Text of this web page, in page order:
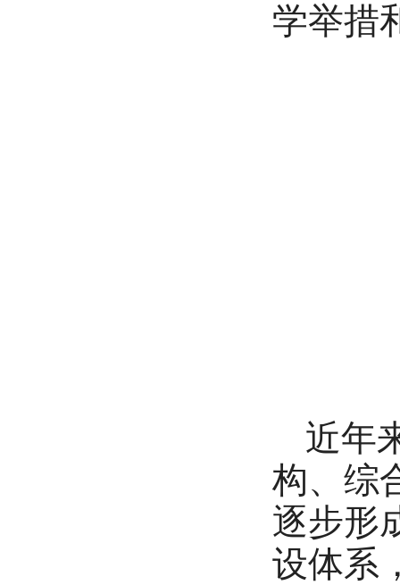
学举措
近年
构、综
逐步形
设体系